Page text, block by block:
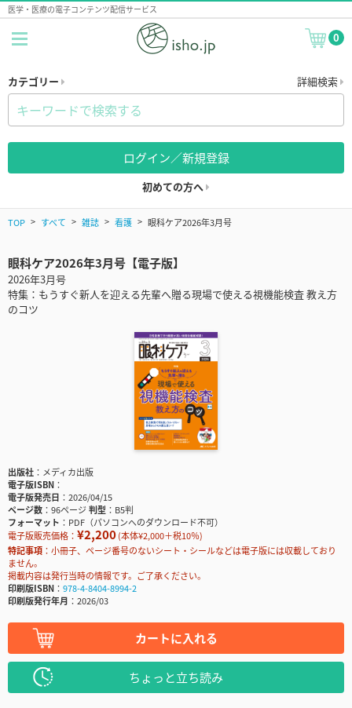
医学・医療の電子コンテンツ配信サービス
0
カテゴリー 詳細検索
ログイン／新規登録
初めての方へ
TOP すべて 雑誌 看護 眼科ケア2026年3月号
眼科ケア2026年3月号【電子版】
2026年3月号
特集：もうすぐ新人を迎える先輩へ贈る現場で使える視機能検査 教え方
のコツ
出版社
メディカ出版
電子版ISBN
電子版発売日
2026/04/15
ページ数
96ページ判型
B5判
フォーマット
PDF（パソコンへのダウンロード不可）
電子版販売価格： ¥2,200(本体¥2,000＋税10％)
特記事項
小冊子、ページ番号のないシート・シールなどは電子版には収載しており
ません。
掲載内容は発行当時の情報です。ご了承ください。
印刷版ISBN
978-4-8404-8994-2
印刷版発行年月
2026/03
カートに入れる
ちょっと立ち読み